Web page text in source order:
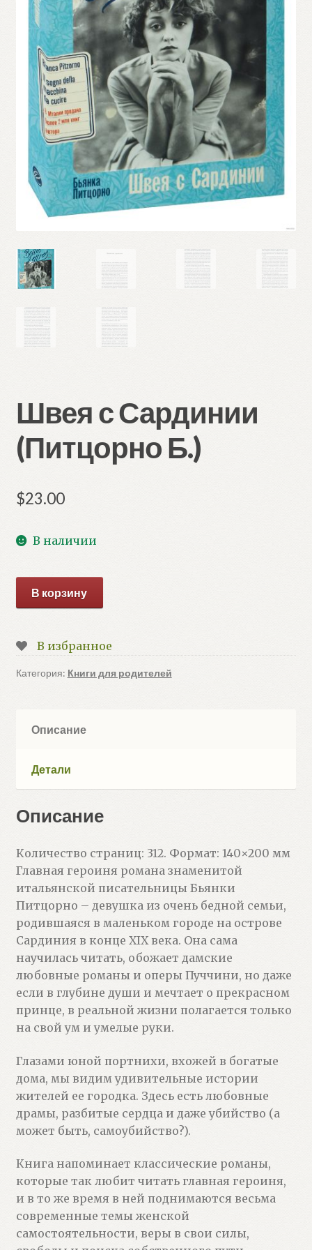
Швея с Сардинии
(Питцорно Б.)
$23.00
В наличии
товара
Сардинии
(Питцорно
В корзину
В избранное
Категория: Книги для родителей
Описание
Детали
Описание
Количество страниц: 312. Формат: 140×200 мм
Главная героиня романа знаменитой
итальянской писательницы Бьянки
Питцорно – девушка из очень бедной семьи,
родившаяся в маленьком городе на острове
Сардиния в конце XIX века. Она сама
научилась читать, обожает дамские
любовные романы и оперы Пуччини, но даже
если в глубине души и мечтает о прекрасном
принце, в реальной жизни полагается только
на свой ум и умелые руки.
Глазами юной портнихи, вхожей в богатые
дома, мы видим удивительные истории
жителей ее городка. Здесь есть любовные
драмы, разбитые сердца и даже убийство (а
может быть, самоубийство?).
Книга напоминает классические романы,
которые так любит читать главная героиня,
и в то же время в ней поднимаются весьма
современные темы женской
самостоятельности, веры в свои силы,